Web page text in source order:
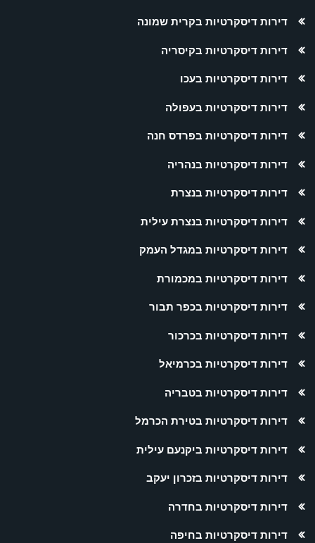
דירות דיסקרטיות בקרית שמונה
דירות דיסקרטיות בקיסריה
דירות דיסקרטיות בעכו
דירות דיסקרטיות בעפולה
דירות דיסקרטיות בפרדס חנה
דירות דיסקרטיות בנהריה
דירות דיסקרטיות בנצרת
דירות דיסקרטיות בנצרת עילית
דירות דיסקרטיות במגדל העמק
דירות דיסקרטיות במכמורת
דירות דיסקרטיות בכפר תבור
דירות דיסקרטיות בכרכור
דירות דיסקרטיות בכרמיאל
דירות דיסקרטיות בטבריה
דירות דיסקרטיות בטירת הכרמל
דירות דיסקרטיות ביקנעם עילית
דירות דיסקרטיות בזכרון יעקב
דירות דיסקרטיות בחדרה
דירות דיסקרטיות בחיפה